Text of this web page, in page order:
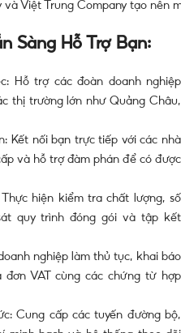
và Việt Trung Company tạo nên
Sàng Hỗ Trợ Bạn:
Hỗ trợ các đoàn doanh nghiệp
thị trường lớn như Quảng Châu,
Kết nối bạn trực tiếp với các nhà
và hỗ trợ đàm phán để có được
hiện kiểm tra chất lượng, số
quy trình đóng gói và tập kết
nghiệp làm thủ tục, khai báo
VAT cùng các chứng từ hợp
Cung cấp các tuyến đường bộ,